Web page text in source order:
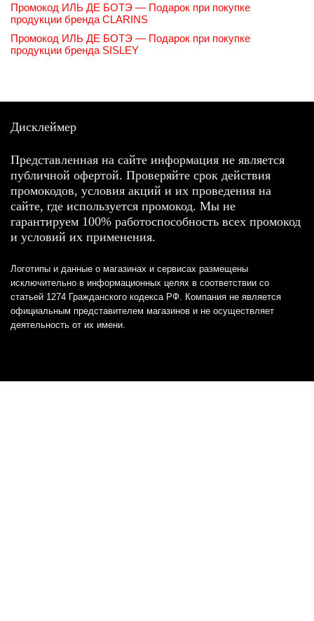
Промокод ИЛЬ ДЕ БОТЭ — Подарок при покупке
продукции бренда CLARINS
Промокод ИЛЬ ДЕ БОТЭ — Подарок при покупке
продукции бренда SISLEY
Дисклеймер
Представленная на сайте информация не является
публичной офертой. Проверяйте срок действия
промокодов, условия акций и их проведения на
сайте, где используется промокод. Мы не
гарантируем 100% работоспособность всех промокод
и условий их применения.
Логотипы и данные о магазинах и сервисах размещены
исключительно в информационных целях в соответствии со
статьей 1274 Гражданского кодекса РФ. Компания не является
официальным представителем магазинов и не осуществляет
деятельность от их имени.